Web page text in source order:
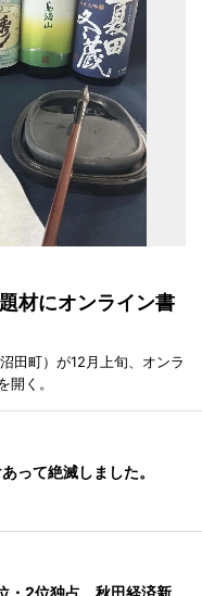
材にオンライン書
田町）が12月上旬、オンラ
開く。
って絶滅しました。
・2位独占 秋田経済新